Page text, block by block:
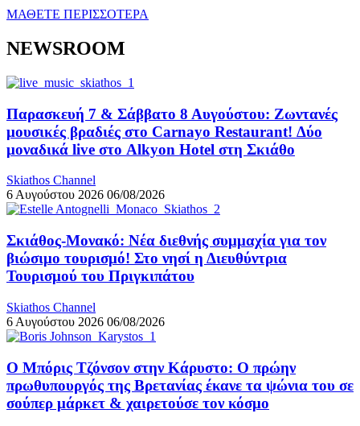
ΜΑΘΕΤΕ ΠΕΡΙΣΣΟΤΕΡΑ
NEWSROOM
Παρασκευή 7 & Σάββατο 8 Αυγούστου: Ζωντανές
μουσικές βραδιές στο Carnayo Restaurant! Δύο
μοναδικά live στο Alkyon Hotel στη Σκιάθο
Skiathos Channel
6 Αυγούστου 2026 06/08/2026
Σκιάθος-Μονακό: Νέα διεθνής συμμαχία για τον
βιώσιμο τουρισμό! Στο νησί η Διευθύντρια
Τουρισμού του Πριγκιπάτου
Skiathos Channel
6 Αυγούστου 2026 06/08/2026
Ο Μπόρις Τζόνσον στην Κάρυστο: Ο πρώην
πρωθυπουργός της Βρετανίας έκανε τα ψώνια του σε
σούπερ μάρκετ & χαιρετούσε τον κόσμο